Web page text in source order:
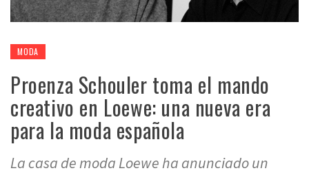
MODA
Proenza Schouler toma el mando
creativo en Loewe: una nueva era
para la moda española
La casa de moda Loewe ha anunciado un